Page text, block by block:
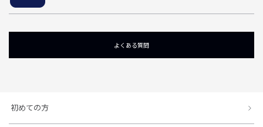
よくある質問
初めての方